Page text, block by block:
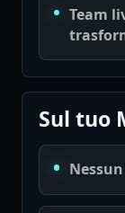
Team
Sul tuo